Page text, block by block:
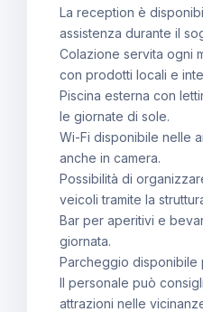
La reception è
assistenza durante il
Colazione servita ogni
con prodotti locali e
Piscina esterna con
le giornate di sole.
Wi-Fi disponibile nelle
anche in camera.
Possibilità di
veicoli tramite la
Bar per aperitivi e
giornata.
Parcheggio disponibile
Il personale può
attrazioni nelle